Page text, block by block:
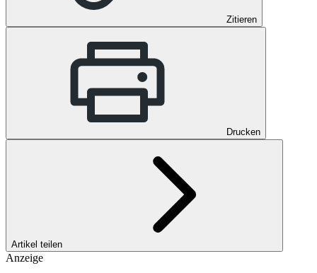
Zitieren
Drucken
Artikel teilen
Anzeige